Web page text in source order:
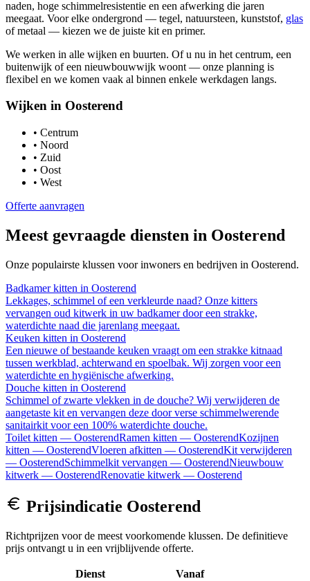
naden, hoge schimmelresistentie en een afwerking die jaren
meegaat. Voor elke ondergrond — tegel, natuursteen, kunststof, glas
of metaal — kiezen we de juiste kit en primer.
We werken in alle wijken en buurten. Of u nu in het centrum, een
buitenwijk of een nieuwbouwwijk woont — onze planning is
flexibel en we komen vaak al binnen enkele werkdagen langs.
Wijken in Oosterend
• Centrum
• Noord
• Zuid
• Oost
• West
Offerte aanvragen
Meest gevraagde diensten in Oosterend
Onze populairste klussen voor inwoners en bedrijven in Oosterend.
Badkamer kitten in Oosterend
Lekkages, schimmel of een verkleurde naad? Onze kitters
vervangen oud kitwerk in uw badkamer door een strakke,
waterdichte naad die jarenlang meegaat.
Keuken kitten in Oosterend
Een nieuwe of bestaande keuken vraagt om een strakke kitnaad
tussen werkblad, achterwand en spoelbak. Wij zorgen voor een
waterdichte en hygiënische afwerking.
Douche kitten in Oosterend
Schimmel of zwarte vlekken in de douche? Wij verwijderen de
aangetaste kit en vervangen deze door verse schimmelwerende
sanitairkit voor een 100% waterdichte douche.
Toilet kitten — OosterendRamen kitten — OosterendKozijnen
kitten — OosterendVloeren afkitten — OosterendKit verwijderen
— OosterendSchimmelkit vervangen — OosterendNieuwbouw
kitwerk — OosterendRenovatie kitwerk — Oosterend
Prijsindicatie Oosterend
Richtprijzen voor de meest voorkomende klussen. De definitieve
prijs ontvangt u in een vrijblijvende offerte.
Dienst
Vanaf